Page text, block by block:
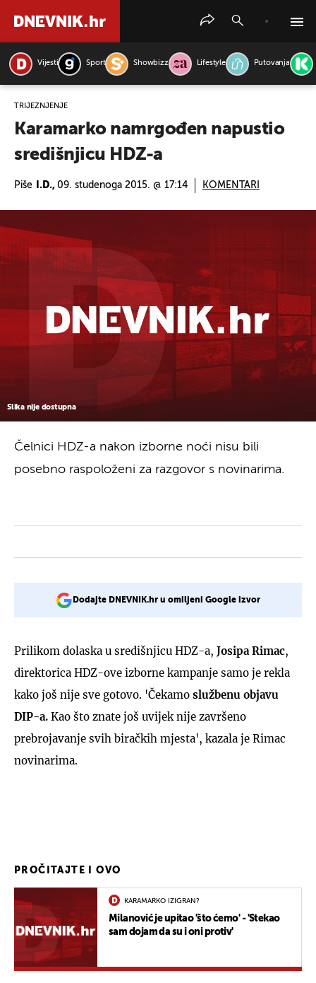
Vijesti Sport Showbizz Lifestyle Putovanja
TRIJEŽNJENJE
Karamarko namrgođen napustio
središnjicu HDZ-a
Piše I.D., 09. studenoga 2015. @ 17:14 KOMENTARI
Slika nije dostupna
Čelnici HDZ-a nakon izborne noći nisu bili
posebno raspoloženi za razgovor s novinarima.
Dodajte DNEVNIK.hr u omiljeni Google izvor
Prilikom dolaska u središnjicu HDZ-a, Josipa Rimac,
direktorica HDZ-ove izborne kampanje samo je rekla
kako još nije sve gotovo. 'Čekamo službenu objavu
DIP-a. Kao što znate još uvijek nije završeno
prebrojavanje svih biračkih mjesta', kazala je Rimac
novinarima.
PROČITAJTE I OVO
KARAMARKO IZIGRAN?
Milanović je upitao 'što ćemo' - 'Stekao
sam dojam da su i oni protiv'
PRETRAŽITE VIJESTI